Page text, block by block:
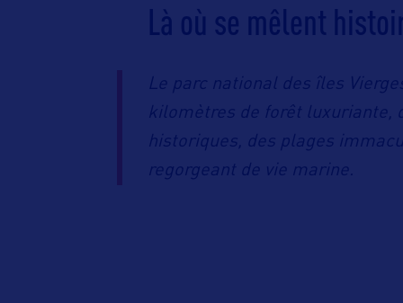
Là où se mêlent
Le parc national des îles
kilomètres de forêt luxuriante,
historiques, des plages
regorgeant de vie marine.